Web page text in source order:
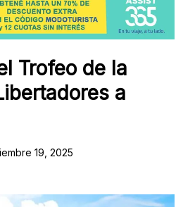
Trofeo de la
a
19, 2025